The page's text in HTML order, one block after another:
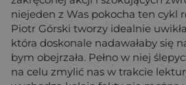
niejeden z Was pokocha ten cykl
Piotr Górski tworzy idealnie
która doskonale nadawałaby się
bym obejrzała. Pełno w niej
na celu zmylić nas w trakcie